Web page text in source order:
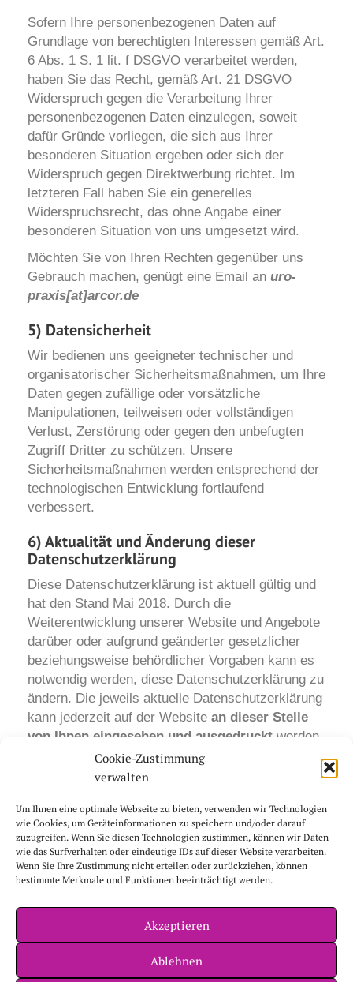
Cookie-Zustimmung
verwalten
Um Ihnen eine optimale Webseite zu bieten, verwenden wir Technologien
wie Cookies, um Geräteinformationen zu speichern und/oder darauf
zuzugreifen. Wenn Sie diesen Technologien zustimmen, können wir Daten
wie das Surfverhalten oder eindeutige IDs auf dieser Website verarbeiten.
Wenn Sie Ihre Zustimmung nicht erteilen oder zurückziehen, können
bestimmte Merkmale und Funktionen beeinträchtigt werden.
Akzeptieren
Ablehnen
Sofern Ihre personenbezogenen Daten auf
Grundlage von berechtigten Interessen gemäß Art.
6 Abs. 1 S. 1 lit. f DSGVO verarbeitet werden,
haben Sie das Recht, gemäß Art. 21 DSGVO
Widerspruch gegen die Verarbeitung Ihrer
personenbezogenen Daten einzulegen, soweit
dafür Gründe vorliegen, die sich aus Ihrer
besonderen Situation ergeben oder sich der
Widerspruch gegen Direktwerbung richtet. Im
letzteren Fall haben Sie ein generelles
Widerspruchsrecht, das ohne Angabe einer
besonderen Situation von uns umgesetzt wird.
Möchten Sie von Ihren Rechten gegenüber uns
Gebrauch machen, genügt eine Email an uro-
praxis[at]arcor.de
5) Datensicherheit
Wir bedienen uns geeigneter technischer und
organisatorischer Sicherheitsmaßnahmen, um Ihre
Daten gegen zufällige oder vorsätzliche
Manipulationen, teilweisen oder vollständigen
Verlust, Zerstörung oder gegen den unbefugten
Zugriff Dritter zu schützen. Unsere
Sicherheitsmaßnahmen werden entsprechend der
technologischen Entwicklung fortlaufend
verbessert.
6) Aktualität und Änderung dieser
Datenschutzerklärung
Diese Datenschutzerklärung ist aktuell gültig und
hat den Stand Mai 2018. Durch die
Weiterentwicklung unserer Website und Angebote
darüber oder aufgrund geänderter gesetzlicher
beziehungsweise behördlicher Vorgaben kann es
notwendig werden, diese Datenschutzerklärung zu
ändern. Die jeweils aktuelle Datenschutzerklärung
kann jederzeit auf der Website an dieser Stelle
von Ihnen eingesehen und ausgedruckt werden.
Telefonische Terminvereinbarung
0841-33553
Am Westpark 1, Medi-IN-Park, 85057 Ingolstadt, E-Mail: Siehe